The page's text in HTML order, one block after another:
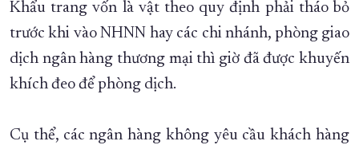
Khẩu trang vốn là vật theo quy định phải tháo bỏ
trước khi vào NHNN hay các chi nhánh, phòng giao
dịch ngân hàng thương mại thì giờ đã được khuyến
khích đeo để phòng dịch.
Cụ thể, các ngân hàng không yêu cầu khách hàng